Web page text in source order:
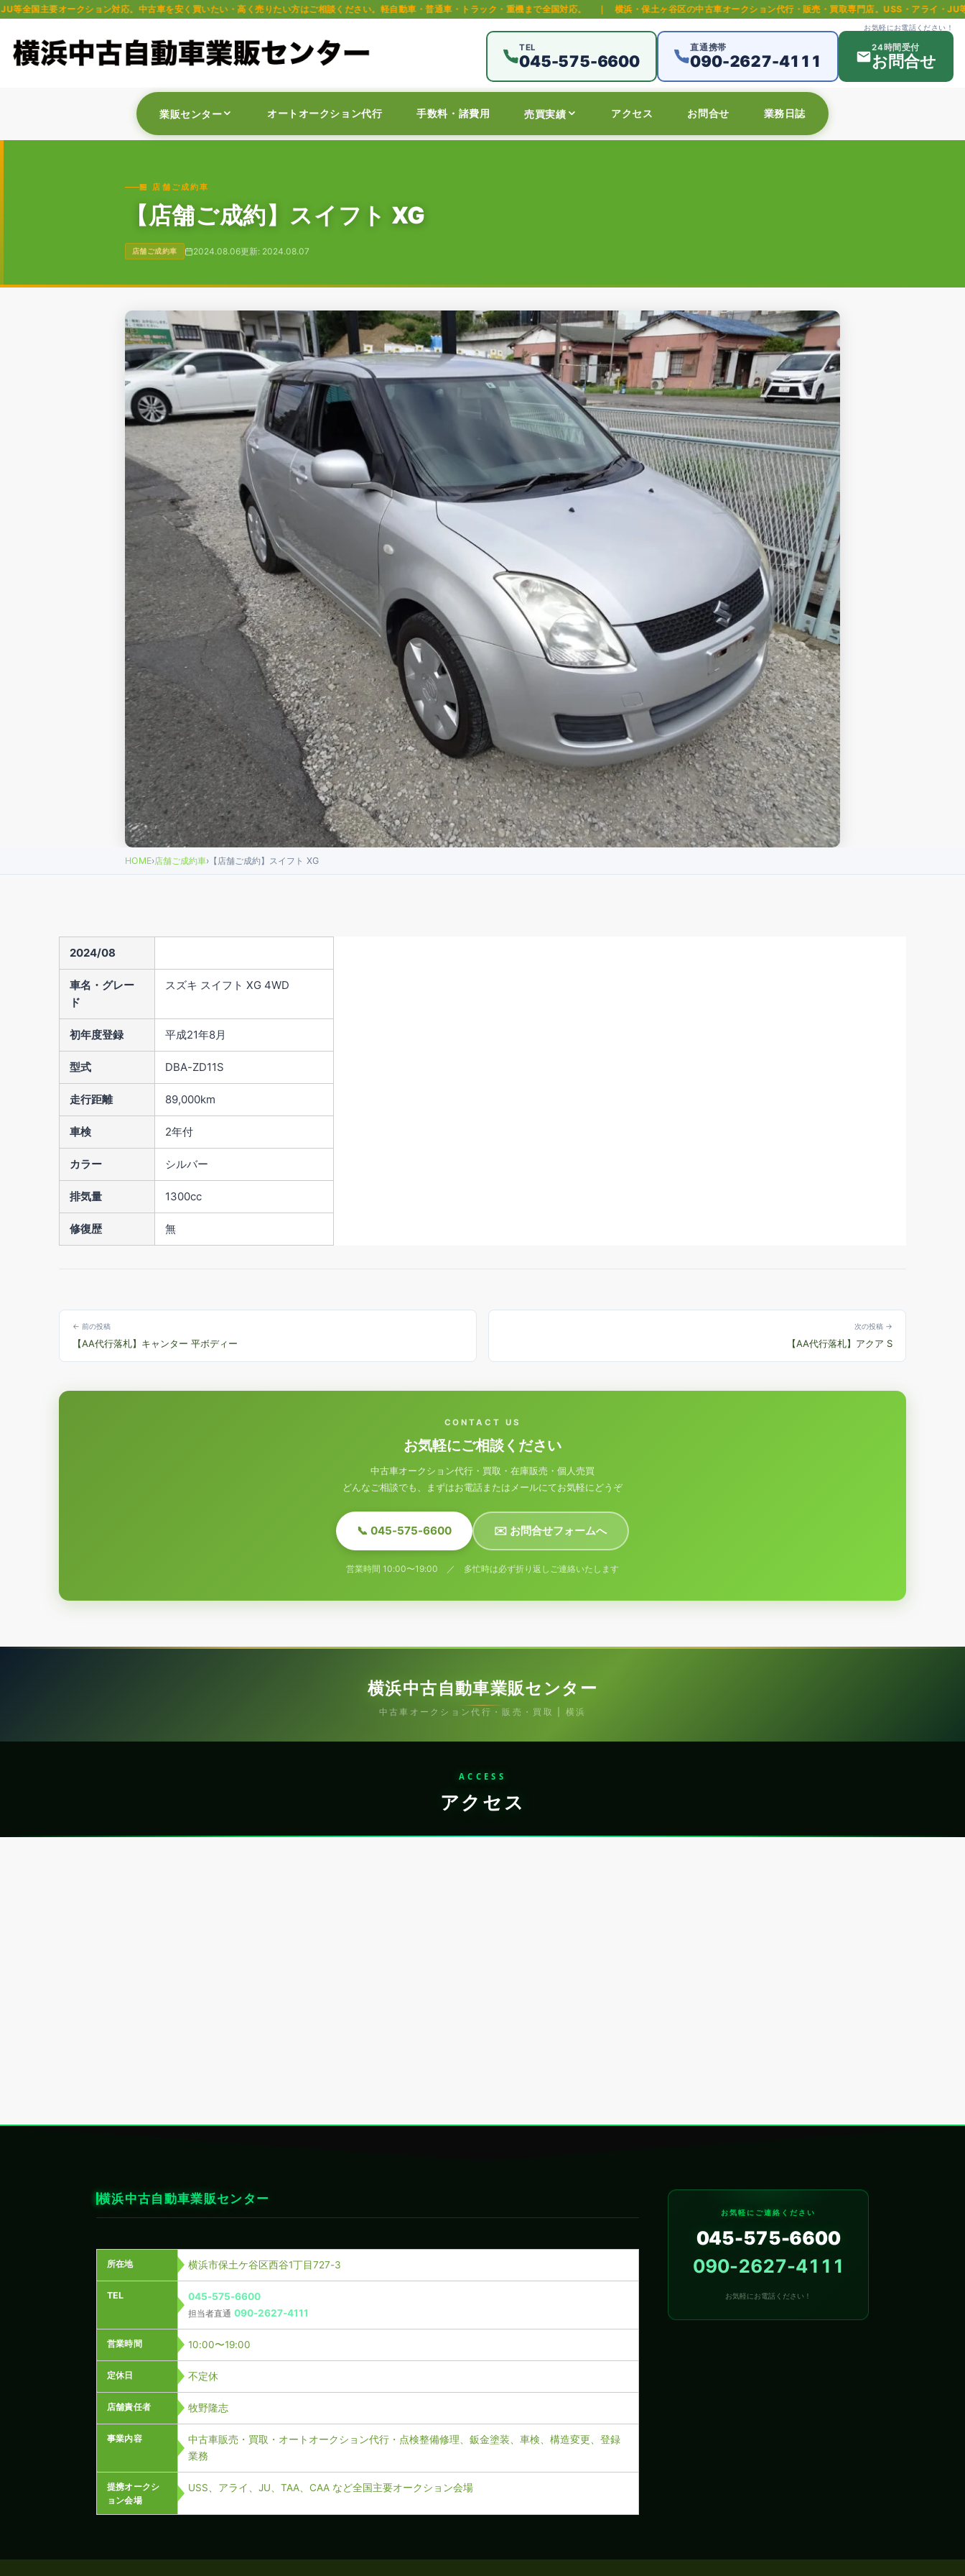
対応。中古車を安く買いたい・高く売りたい方はご相談ください。軽自動車・普通車・トラック・重機まで全国対応。 ｜横浜・保土ヶ谷区の中古車オークション代行・販売・買取専門店。USS・アライ・JU等全国主要オークシ
お気軽にお電話ください！
TEL
045-575-6600
直通携帯
090-2627-4111
24時間受付
お問合せ
業販センター オートオークション代行 手数料・諸費用 売買実績 アクセス お問合せ 業務日誌
🏪 店舗ご成約車
【店舗ご成約】スイフト XG
店舗ご成約車 2024.08.06更新: 2024.08.07
HOME›店舗ご成約車› 【店舗ご成約】スイフト XG
2024/08
車名・グレー
ド
スズキ スイフト XG 4WD
初年度登録 平成21年8月
型式 DBA-ZD11S
走行距離 89,000km
車検 2年付
カラー シルバー
排気量 1300cc
修復歴 無
← 前の投稿
【AA代行落札】キャンター 平ボディー
次の投稿 →
【AA代行落札】アクア S
CONTACT US
お気軽にご相談ください
中古車オークション代行・買取・在庫販売・個人売買
どんなご相談でも、まずはお電話またはメールにてお気軽にどうぞ
📞 045-575-6600 ✉️ お問合せフォームへ
営業時間 10:00〜19:00 ／ 多忙時は必ず折り返しご連絡いたします
横浜中古自動車業販センター
中古車オークション代行・販売・買取 | 横浜
ACCESS
アクセス
横浜中古自動車業販センター
所在地 横浜市保土ケ谷区西谷1丁目727-3
TEL 045-575-6600
担当者直通 090-2627-4111
営業時間 10:00〜19:00
定休日 不定休
店舗責任者 牧野隆志
事業内容
中古車販売・買取・オートオークション代行・点検整備修理、鈑金塗装、車検、構造変更、登録
業務
提携オークシ
ョン会場
USS、アライ、JU、TAA、CAA など全国主要オークション会場
お気軽にご連絡ください
045-575-6600
090-2627-4111
お気軽にお電話ください！